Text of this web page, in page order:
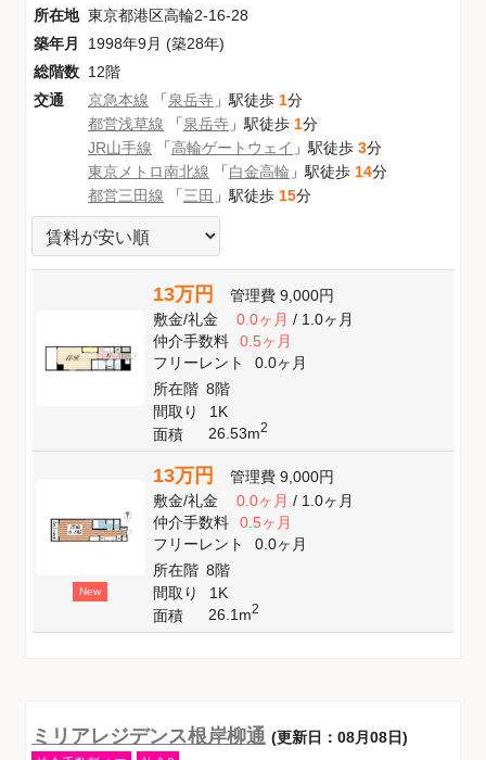
所在地 東京都港区高輪2-16-28
築年月
1998年9月 (築28年)
総階数 12階
交通
京急本線 「泉岳寺 」駅徒歩 1分
都営浅草線 「泉岳寺 」駅徒歩 1分
JR山手線 「高輪ゲートウェイ 」駅徒歩 3分
東京メトロ南北線 「白金高輪 」駅徒歩 14分
都営三田線 「三田 」駅徒歩 15分
13万円 管理費 9,000円
敷金/礼金 0.0ヶ月/ 1.0ヶ月
仲介手数料
0.5ヶ月
フリーレント
0.0ヶ月
所在階 8階
間取り
1K
面積
26.53m2
New
13万円 管理費 9,000円
敷金/礼金 0.0ヶ月/ 1.0ヶ月
仲介手数料
0.5ヶ月
フリーレント
0.0ヶ月
所在階 8階
間取り
1K
面積
26.1m2
ミリアレジデンス根岸柳通 (更新日：08月08日)